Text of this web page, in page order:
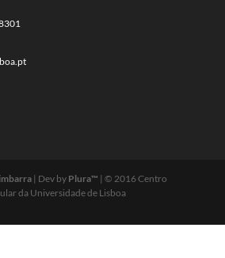
| Dev by Plura™ | © 2016 Centro
da Universidade de Lisboa